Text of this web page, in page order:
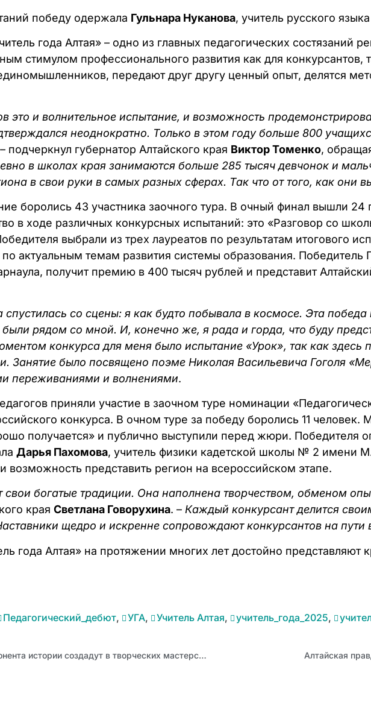
победу одержала Гульнара Нуканова, учитель русского
года Алтая» – одно из главных педагогических состязаний
стимулом профессионального развития как для конкурсантов,
передают друг другу ценный опыт, делятся
это и волнительное испытание, и возможность
неоднократно. Только в этом году больше 800
подчеркнул губернатор Алтайского края Виктор Томенко,
в школах края занимаются больше 285 тысяч девчонок и
в свои руки в самых разных сферах. Так что от того, как они
боролись 43 участника заочного тура. В очный финал вышли 24
в ходе различных конкурсных испытаний: это «Разговор со
выбрали из трех лауреатов по результатам итогового
актуальным темам развития системы образования. Победитель
получит премию в 400 тысяч рублей и представит
спустилась со сцены: я как будто побывала в космосе. Эта
рядом со мной. И, конечно же, я рада и горда, что буду
конкурса для меня было испытание «Урок», так как здесь
Занятие было посвящено поэме Николая Васильевича Гоголя
переживаниями и волнениями.
приняли участие в заочном туре номинации
конкурса. В очном туре за победу боролись 11 человек.
получается» и публично выступили перед жюри. Победителя
Дарья Пахомова, учитель физики кадетской школы № 2 имени
представить регион на всероссийском этапе.
свои богатые традиции. Она наполнена творчеством, обменом
края Светлана Говорухина. – Каждый конкурсант делится
щедро и искренне сопровождают конкурсантов на пути
года Алтая» на протяжении многих лет достойно
Педагогический_дебют, УГА, Учитель Алтая, учитель_года_2025,
Медиаконтент регионального компонента истории создадут в творческих мастерских Алтайская